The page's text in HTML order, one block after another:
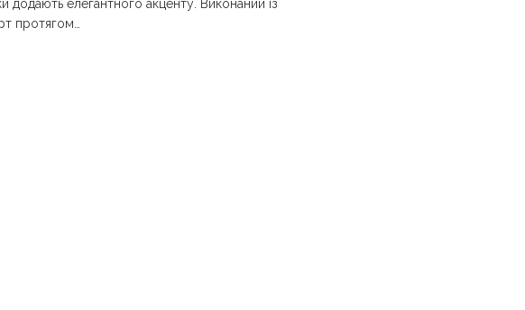
додають елегантного акценту. Виконаний із
протягом…